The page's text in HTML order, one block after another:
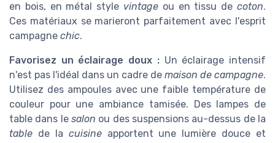
en bois, en métal style vintage ou en tissu de coton.
Ces matériaux se marieront parfaitement avec l'esprit
campagne chic.
Favorisez un éclairage doux :Un éclairage intensif
n'est pas l'idéal dans un cadre de maison de campagne.
Utilisez des ampoules avec une faible température de
couleur pour une ambiance tamisée. Des lampes de
table dans le salon ou des suspensions au-dessus de la
table de la cuisineapportent une lumière douce et